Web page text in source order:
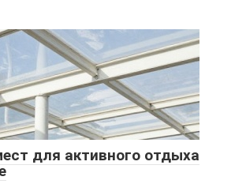
для активного отдыха